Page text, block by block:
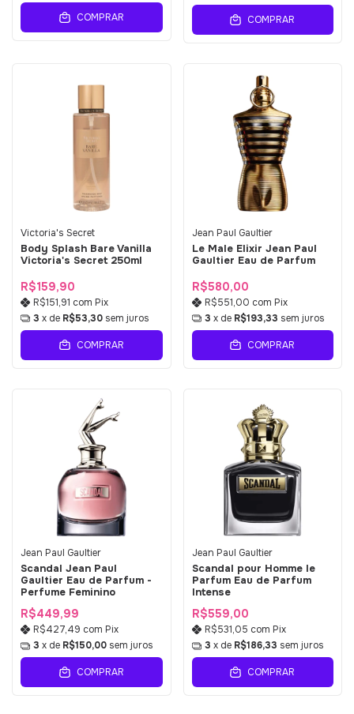
COMPRAR COMPRAR
Victoria's Secret
Body Splash Bare Vanilla
Victoria's Secret 250ml
R$159,90
R$151,91 com Pix
3 x de R$53,30 sem juros
COMPRAR
Jean Paul Gaultier
Le Male Elixir Jean Paul
Gaultier Eau de Parfum
R$580,00
R$551,00 com Pix
3 x de R$193,33 sem juros
COMPRAR
Jean Paul Gaultier
Scandal Jean Paul
Gaultier Eau de Parfum -
Perfume Feminino
R$449,99
R$427,49 com Pix
3 x de R$150,00 sem juros
COMPRAR
Jean Paul Gaultier
Scandal pour Homme le
Parfum Eau de Parfum
Intense
R$559,00
R$531,05 com Pix
3 x de R$186,33 sem juros
COMPRAR